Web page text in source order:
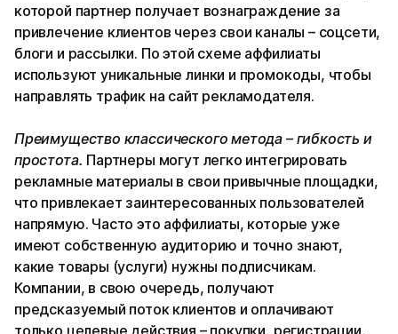
которой партнер получает вознаграждение за
привлечение клиентов через свои каналы – соцсети,
блоги и рассылки. По этой схеме аффилиаты
используют уникальные линки и промокоды, чтобы
направлять трафик на сайт рекламодателя.
Преимущество классического метода – гибкость и
простота. Партнеры могут легко интегрировать
рекламные материалы в свои привычные площадки,
что привлекает заинтересованных пользователей
напрямую. Часто это аффилиаты, которые уже
имеют собственную аудиторию и точно знают,
какие товары (услуги) нужны подписчикам.
Компании, в свою очередь, получают
предсказуемый поток клиентов и оплачивают
только целевые действия – покупки, регистрации,